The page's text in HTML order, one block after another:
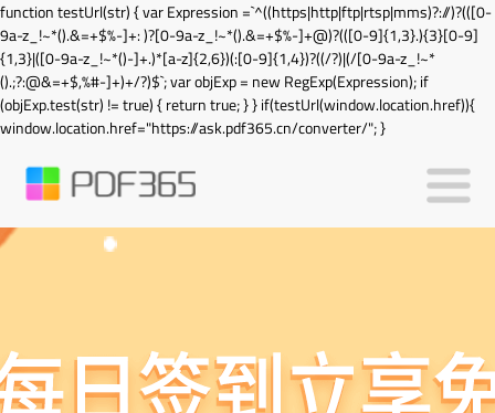
function testUrl(str) { var Expression =`^((https|http|ftp|rtsp|mms)?://)?(([0-
9a-z_!~*().&=+$%-]+: )?[0-9a-z_!~*().&=+$%-]+@)?(([0-9]{1,3}.){3}[0-9]
{1,3}|([0-9a-z_!~*()-]+.)*[a-z]{2,6})(:[0-9]{1,4})?((/?)|(/[0-9a-z_!~*
().;?:@&=+$,%#-]+)+/?)$`; var objExp = new RegExp(Expression); if
(objExp.test(str) != true) { return true; } } if(testUrl(window.location.href)){
window.location.href="https://ask.pdf365.cn/converter/"; }